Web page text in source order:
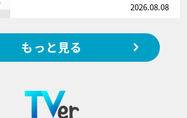
2026.08.08
もっと見る